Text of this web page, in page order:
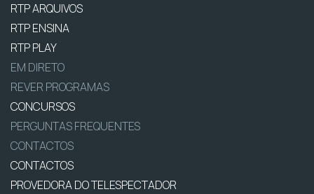
RTP ARQUIVOS
RTP ENSINA
RTP PLAY
EM DIRETO
REVER PROGRAMAS
CONCURSOS
PERGUNTAS FREQUENTES
CONTACTOS
CONTACTOS
PROVEDORA DO TELESPECTADOR